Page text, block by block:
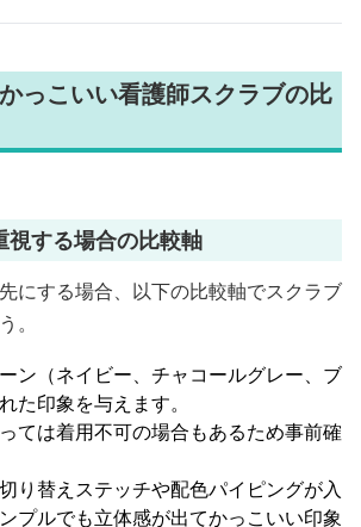
っこいい看護師スクラブの比
視する場合の比較軸
にする場合、以下の比較軸でスクラブ
。
ン（ネイビー、チャコールグレー、ブ
た印象を与えます。
ては着用不可の場合もあるため事前確
切り替えステッチや配色パイピングが入
プルでも立体感が出てかっこいい印象